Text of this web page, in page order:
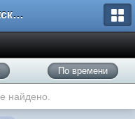
Блоги Калужского перекрестка
По времени
найдено.